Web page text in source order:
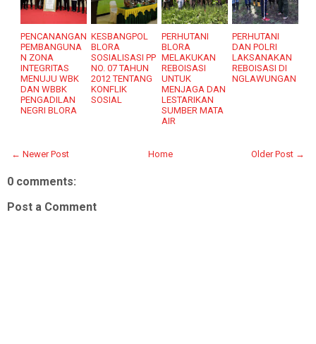
PENCANANGAN
PEMBANGUNA
N ZONA
INTEGRITAS
MENUJU WBK
DAN WBBK
PENGADILAN
NEGRI BLORA
KESBANGPOL
BLORA
SOSIALISASI PP
NO. 07 TAHUN
2012 TENTANG
KONFLIK
SOSIAL
PERHUTANI
BLORA
MELAKUKAN
REBOISASI
UNTUK
MENJAGA DAN
LESTARIKAN
SUMBER MATA
AIR
PERHUTANI
DAN POLRI
LAKSANAKAN
REBOISASI DI
NGLAWUNGAN
← Newer Post Older Post →
Home
0 comments:
Post a Comment